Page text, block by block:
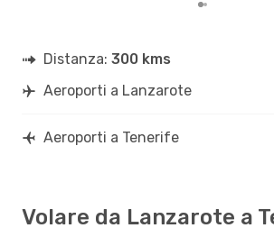
Distanza: 300 kms
Aeroporti a Lanzarote
Aeroporti a Tenerife
Volare da Lanzarote a